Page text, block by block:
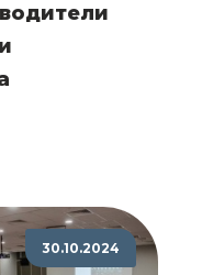
30.10.2024